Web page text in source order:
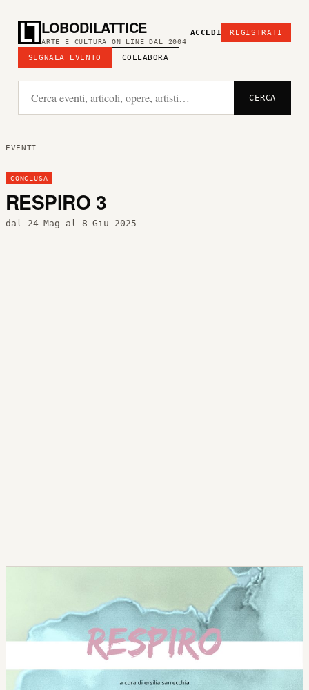
LOBODILATTICE
ARTE E CULTURA ON LINE DAL 2004
SEGNALA EVENTO COLLABORA
ACCEDI REGISTRATI
CERCA
EVENTI
CONCLUSA
RESPIRO 3
dal 24 Mag al 8 Giu 2025